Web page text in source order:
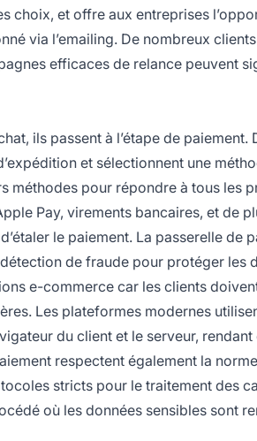
choix, et offre aux entreprises
via l’emailing. De nombreux
efficaces de relance peuvent
ils passent à l’étape de
et sélectionnent une
méthodes pour répondre à tous les
Pay, virements bancaires, et de
le paiement. La passerelle de
de fraude pour protéger les
e-commerce car les clients
Les plateformes modernes
du client et le serveur,
respectent également la
stricts pour le traitement des
où les données sensibles sont